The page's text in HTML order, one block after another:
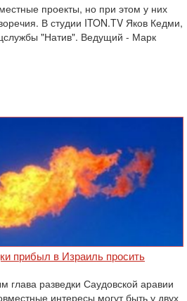
проекты, но при этом у них
В студии ITON.TV Яков Кедми,
"Натив". Ведущий - Марк
прибыл в Израиль просить
разведки Саудовской аравии
интересы могут быть у двух